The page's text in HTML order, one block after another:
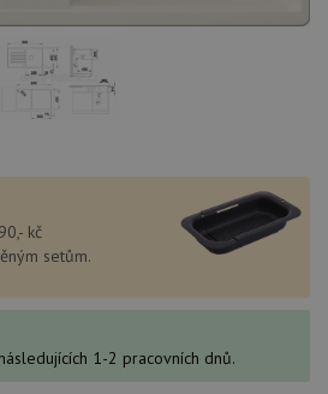
kč
setům.
1-2 pracovních dnů.